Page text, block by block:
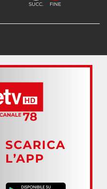
SUCC. FINE
SCARICA
L’APP